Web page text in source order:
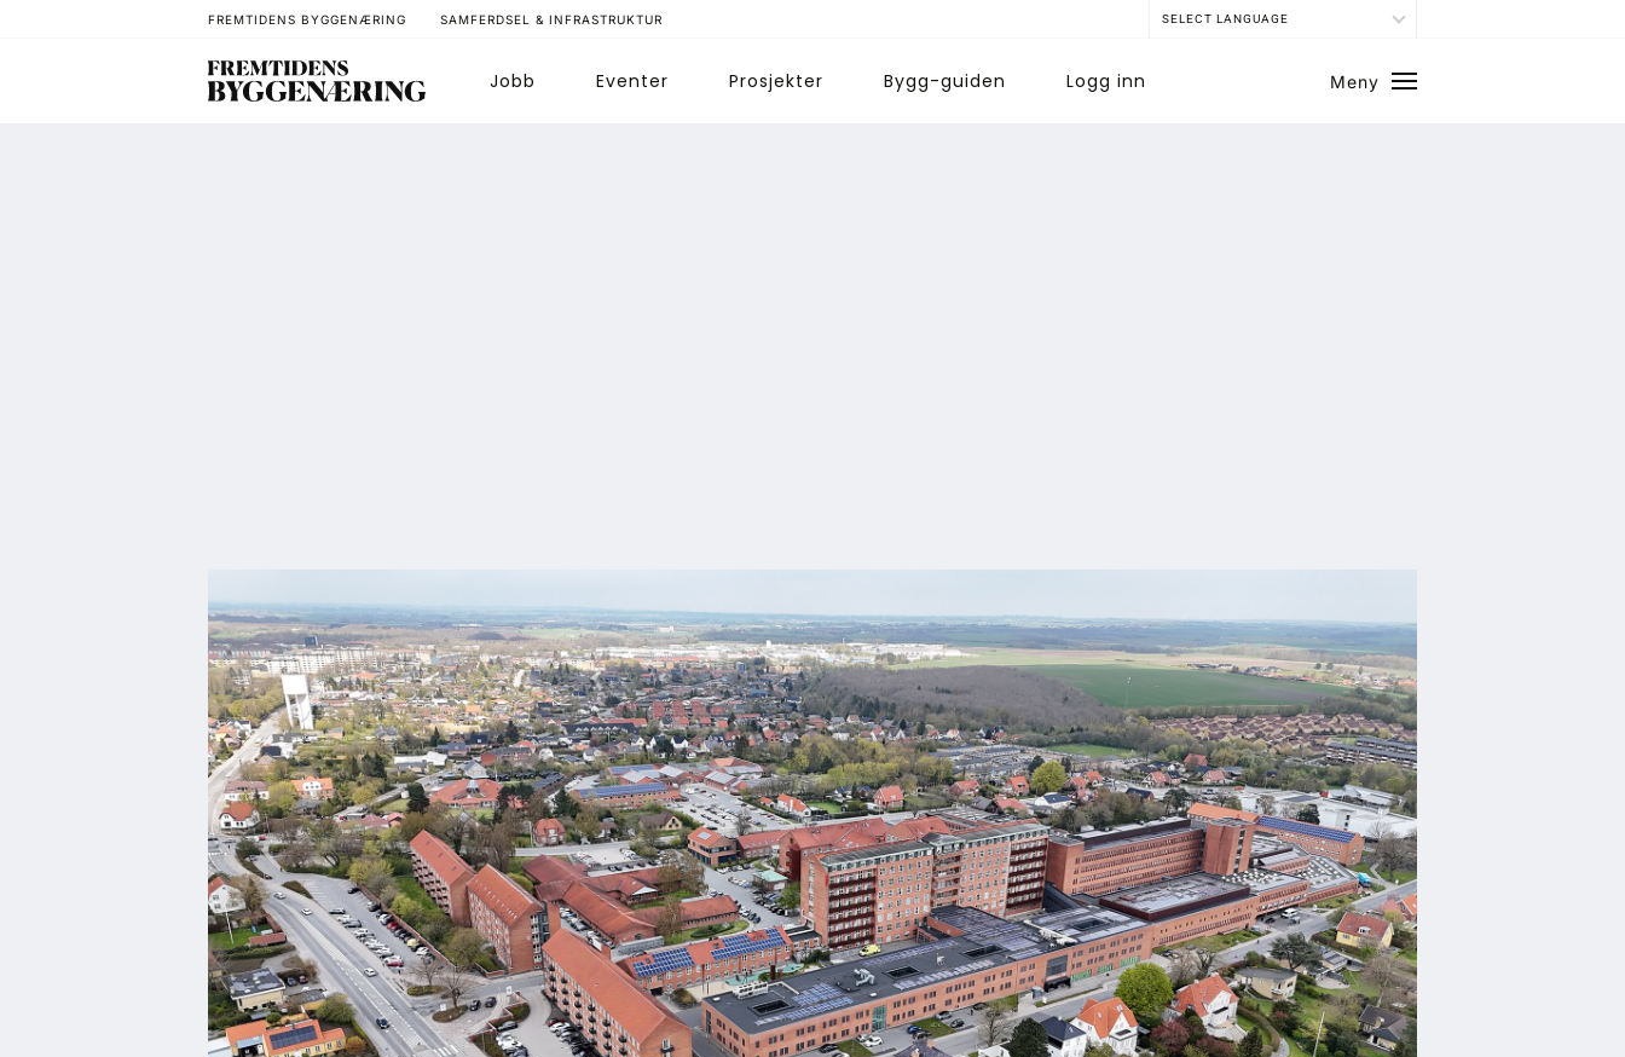
FREMTIDENS BYGGENÆRING SAMFERDSEL & INFRASTRUKTUR SELECT LANGUAGE
Jobb Eventer Prosjekter Bygg-guiden Logg inn
Meny